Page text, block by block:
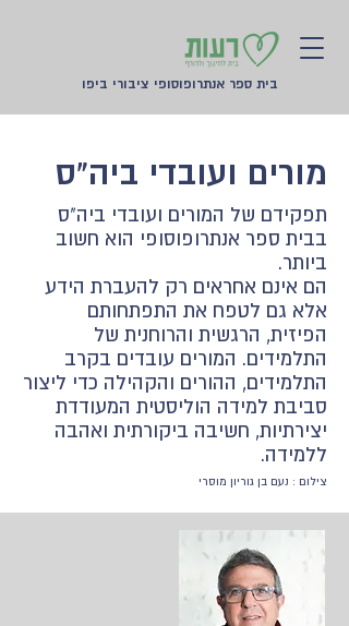
בית ספר אנתרופוסופי ציבורי ביפו
מורים ועובדי ביה"ס
תפקידם של המורים ועובדי ביה"ס
בבית ספר אנתרופוסופי הוא חשוב
ביותר.
הם אינם אחראים רק להעברת הידע
אלא גם לטפח את התפתחותם
הפיזית, הרגשית והרוחנית של
התלמידים. המורים עובדים בקרב
התלמידים, ההורים והקהילה כדי ליצור
סביבת למידה הוליסטית המעודדת
יצירתיות, חשיבה ביקורתית ואהבה
ללמידה.
צילום : נעם בן גוריון מוסרי